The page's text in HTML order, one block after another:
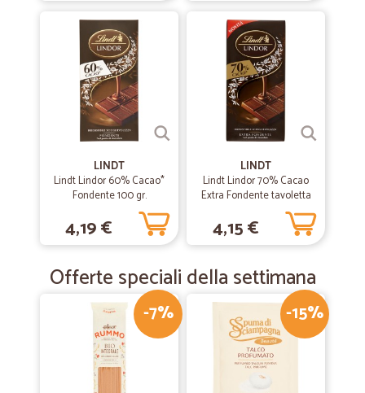
LINDT
Lindt Lindor 60% Cacao*
Fondente 100 gr.
4,19 €
LINDT
Lindt Lindor 70% Cacao
Extra Fondente tavoletta
4,15 €
Offerte speciali della settimana
-7% -15%